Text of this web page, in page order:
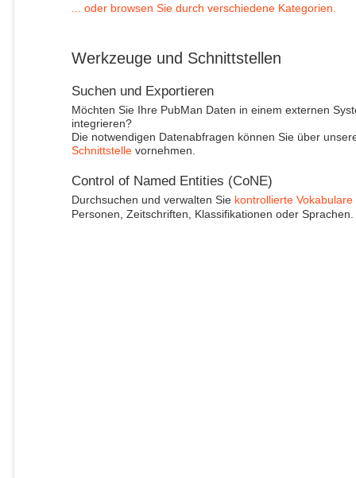
... oder browsen Sie durch verschiedene Kategorien.
Werkzeuge und Schnittstellen
Suchen und Exportieren
Möchten Sie Ihre PubMan Daten in einem externen
integrieren?
Die notwendigen Datenabfragen können Sie über
Schnittstellevornehmen.
Control of Named Entities (CoNE)
Durchsuchen und verwalten Sie kontrollierte Vokabulare
Personen, Zeitschriften, Klassifikationen oder Sprachen.